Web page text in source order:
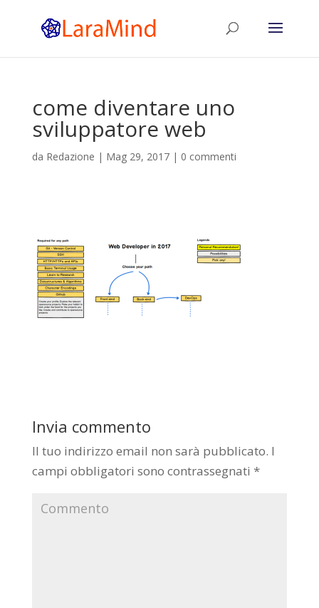
come diventare uno
sviluppatore web
da Redazione | Mag 29, 2017| 0 commenti
Invia commento
Il tuo indirizzo email non sarà pubblicato. I
campi obbligatori sono contrassegnati *